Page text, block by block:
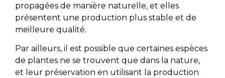
propagées de manière naturelle, et elles
présentent une production plus stable et de
meilleure qualité.
Par ailleurs, il est possible que certaines espèces
de plantes ne se trouvent que dans la nature,
et leur préservation en utilisant la production